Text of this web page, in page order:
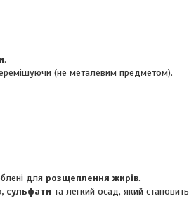
.
(не металевим предметом).
для розщеплення жирів.
сульфати та легкий осад, який становить